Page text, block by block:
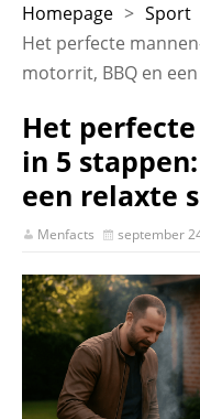
Homepage > Sport
Het perfecte
motorrit, BBQ en
Het
in 5
een relaxte
Menfacts september